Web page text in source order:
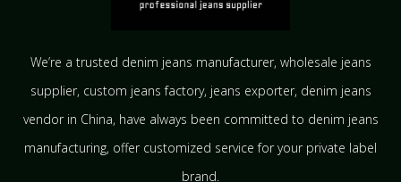
We’re a trusted denim jeans manufacturer, wholesale jeans
supplier, custom jeans factory, jeans exporter, denim jeans
vendor in China, have always been committed to denim jeans
manufacturing, offer customized service for your private label
brand.